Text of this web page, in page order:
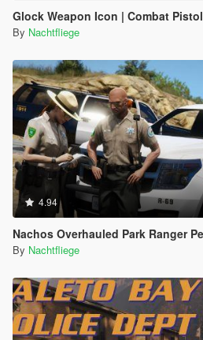
Glock Weapon Icon | Combat
By Nachtfliege
4.94
Nachos Overhauled Park Ranger Peds
By Nachtfliege